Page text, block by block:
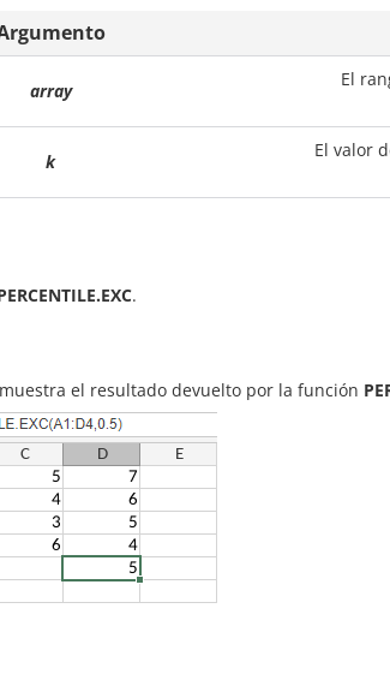
array
El
k
El valor
.
el resultado devuelto por la función